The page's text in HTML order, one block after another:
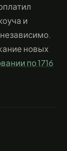
и
новых
по 1716